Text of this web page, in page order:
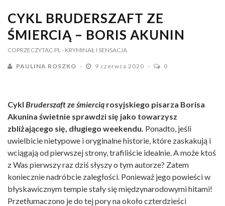
CYKL BRUDERSZAFT ZE
ŚMIERCIĄ – BORIS AKUNIN
COPRZECZYTAC.PL - KRYMINAŁ I SENSACJA
PAULINA ROSZKO 9 czerwca 2020 0
Cykl Bruderszaft ze śmiercią rosyjskiego pisarza Borisa
Akunina świetnie sprawdzi się jako towarzysz
zbliżającego się, długiego weekendu. Ponadto, jeśli
uwielbicie nietypowe i oryginalne historie, które zaskakują i
wciągają od pierwszej strony, trafiliście idealnie. A może ktoś
z Was pierwszy raz dziś słyszy o tym autorze? Zatem
koniecznie nadróbcie zaległości. Ponieważ jego powieści w
błyskawicznym tempie stały się międzynarodowymi hitami!
Przetłumaczono je do tej pory na około czterdzieści